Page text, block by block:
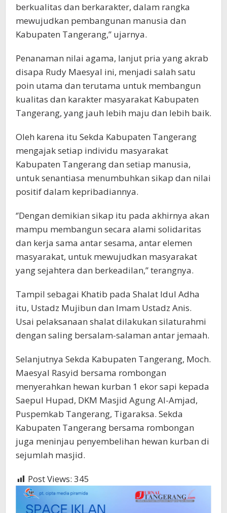
berkualitas dan berkarakter, dalam rangka
mewujudkan pembangunan manusia dan
Kabupaten Tangerang,’’ ujarnya.
Penanaman nilai agama, lanjut pria yang akrab
disapa Rudy Maesyal ini, menjadi salah satu
poin utama dan terutama untuk membangun
kualitas dan karakter masyarakat Kabupaten
Tangerang, yang jauh lebih maju dan lebih baik.
Oleh karena itu Sekda Kabupaten Tangerang
mengajak setiap individu masyarakat
Kabupaten Tangerang dan setiap manusia,
untuk senantiasa menumbuhkan sikap dan nilai
positif dalam kepribadiannya.
‘’Dengan demikian sikap itu pada akhirnya akan
mampu membangun secara alami solidaritas
dan kerja sama antar sesama, antar elemen
masyarakat, untuk mewujudkan masyarakat
yang sejahtera dan berkeadilan,’’ terangnya.
Tampil sebagai Khatib pada Shalat Idul Adha
itu, Ustadz Mujibun dan Imam Ustadz Anis.
Usai pelaksanaan shalat dilakukan silaturahmi
dengan saling bersalam-salaman antar jemaah.
Selanjutnya Sekda Kabupaten Tangerang, Moch.
Maesyal Rasyid bersama rombongan
menyerahkan hewan kurban 1 ekor sapi kepada
Saepul Hupad, DKM Masjid Agung Al-Amjad,
Puspemkab Tangerang, Tigaraksa. Sekda
Kabupaten Tangerang bersama rombongan
juga meninjau penyembelihan hewan kurban di
sejumlah masjid.
Post Views: 345